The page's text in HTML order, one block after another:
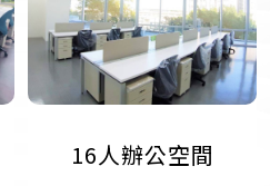
16人辦公空間